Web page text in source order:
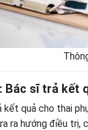
Bác sĩ trả kết
kết quả cho thai
ra hướng điều trị,